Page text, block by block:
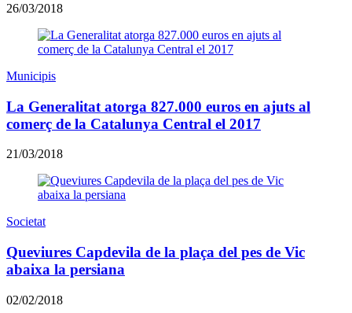
26/03/2018
Municipis
La Generalitat atorga 827.000 euros en ajuts al
comerç de la Catalunya Central el 2017
21/03/2018
Societat
Queviures Capdevila de la plaça del pes de Vic
abaixa la persiana
02/02/2018